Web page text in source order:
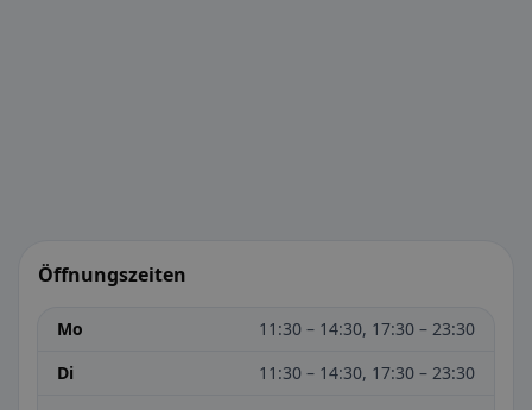
Öffnungszeiten
Mo
11:30 – 14:30, 17:30 – 23:30
Di
11:30 – 14:30, 17:30 – 23:30